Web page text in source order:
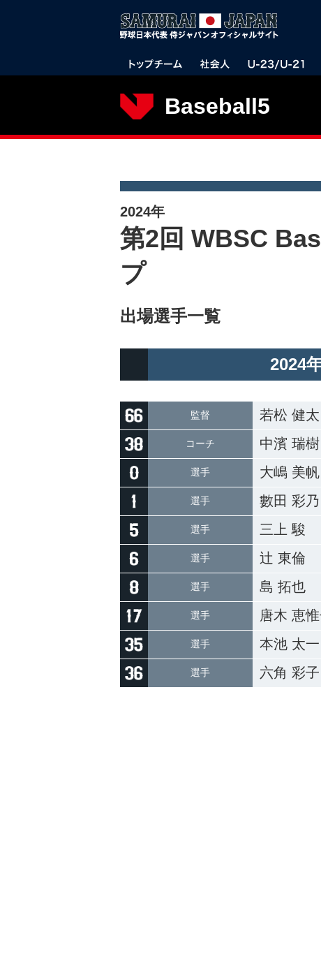
Baseball5
2024年
第2回 WBSC
プ
出場選手一覧
2024
監督 若松 健太
コーチ 中濱 瑞樹
選手 大嶋 美帆
選手 數田 彩乃
選手 三上 駿
選手 辻󠄀 東倫
選手 島 拓也
選手 唐木 恵
選手 本池 太一
選手 六角 彩子